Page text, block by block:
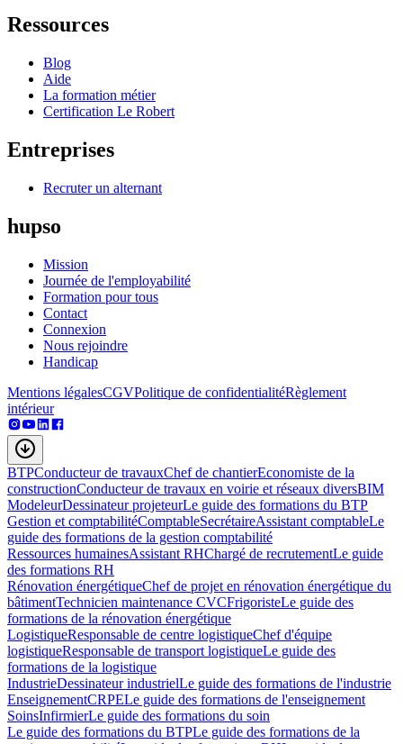
Ressources
Blog
Aide
La formation métier
Certification Le Robert
Entreprises
Recruter un alternant
hupso
Mission
Journée de l'employabilité
Formation pour tous
Contact
Connexion
Nous rejoindre
Handicap
Mentions légalesCGVPolitique de confidentialitéRèglement
intérieur
BTPConducteur de travauxChef de chantierEconomiste de la
constructionConducteur de travaux en voirie et réseaux diversBIM
ModeleurDessinateur projeteurLe guide des formations du BTP
Gestion et comptabilitéComptableSecrétaireAssistant comptableLe
guide des formations de la gestion comptabilité
Ressources humainesAssistant RHChargé de recrutementLe guide
des formations RH
Rénovation énergétiqueChef de projet en rénovation énergétique du
bâtimentTechnicien maintenance CVCFrigoristeLe guide des
formations de la rénovation énergétique
LogistiqueResponsable de centre logistiqueChef d'équipe
logistiqueResponsable de transport logistiqueLe guide des
formations de la logistique
IndustrieDessinateur industrielLe guide des formations de l'industrie
EnseignementCRPELe guide des formations de l'enseignement
SoinsInfirmierLe guide des formations du soin
Le guide des formations du BTPLe guide des formations de la